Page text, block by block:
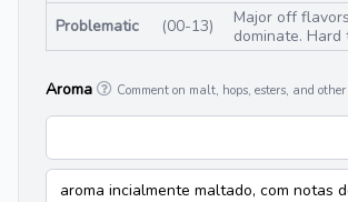
Problematic
(00-13)
Major off
dominate. Hard
Aroma Comment on malt, hops, esters, and
aroma incialmente maltado, com notas